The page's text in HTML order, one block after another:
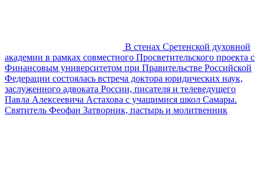
В стенах Сретенской духовной
академии в рамках совместного Просветительского проекта с
Финансовым университетом при Правительстве Российской
Федерации состоялась встреча доктора юридических наук,
заслуженного адвоката России, писателя и телеведущего
Павла Алексеевича Астахова с учащимися школ Самары.
Святитель Феофан Затворник, пастырь и молитвенник